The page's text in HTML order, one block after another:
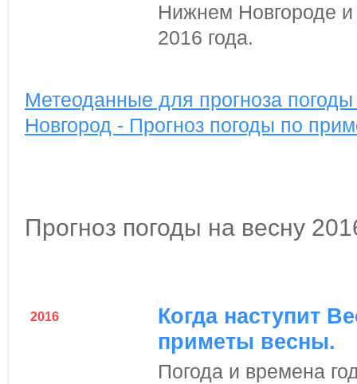
Нижнем Новгороде и
2016 года.
Метеоданные для прогноза
Новгород - Прогноз погоды по
Прогноз погоды на весну
2016
Когда наступит
приметы весны.
Погода и времена